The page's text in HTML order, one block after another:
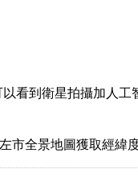
看到衛星拍攝加人工
市全景地圖獲取經緯度